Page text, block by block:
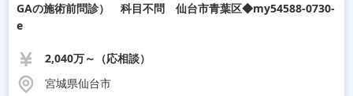
GAの施術前問診） 科目不問 仙台市青葉区◆my54588-0730-
e
2,040万～（応相談）
宮城県仙台市